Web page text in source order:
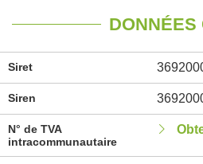
DONNÉES
Siret
Siren
N° de TVA
intracommunautaire